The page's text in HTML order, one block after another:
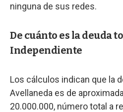
ninguna de sus redes.
De cuánto es la deuda
Independiente
Los cálculos indican que la
Avellaneda es de
20.000.000, número total a